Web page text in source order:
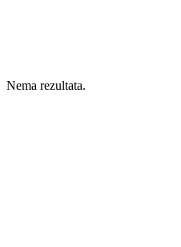
Nema rezultata.